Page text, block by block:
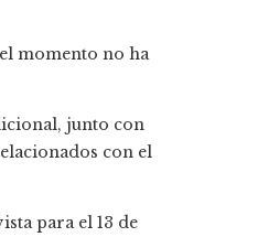
momento no ha
junto con
con el
para el 13 de